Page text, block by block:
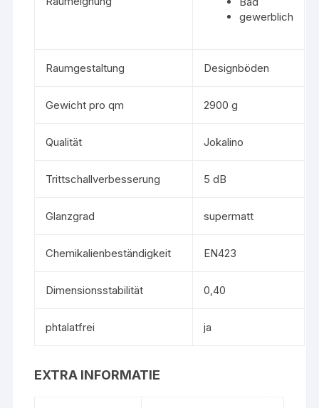
gewerblich
Raumgestaltung Designböden
Gewicht pro qm 2900 g
Qualität Jokalino
Trittschallverbesserung 5 dB
Glanzgrad supermatt
Chemikalienbeständigkeit EN423
Dimensionsstabilität 0,40
phtalatfrei ja
EXTRA INFORMATIE